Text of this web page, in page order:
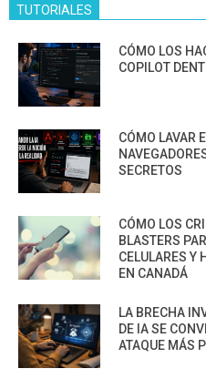
TUTORIALES
CÓMO LOS
COPILOT
CÓMO LAVAR
SECRETOS
CÓMO LOS
BLASTERS
CELULARES Y
EN CANADÁ
LA BRECHA
DE IA SE
ATAQUE MÁS